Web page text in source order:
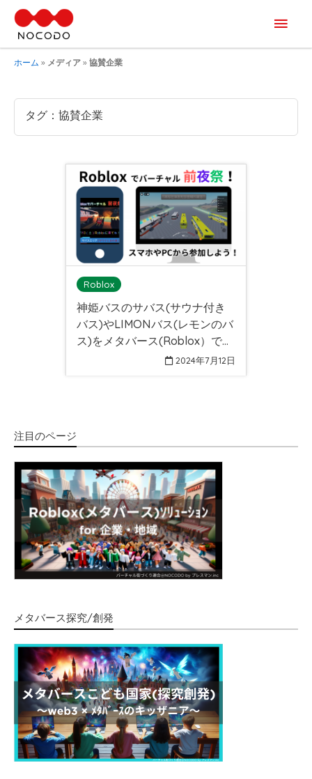
メ
イ
ホーム » メディア » 協賛企業
タグ：協賛企業
Roblox
2024年7月12日
神姫バスのサバス(サウナ付き
バス)やLIMONバス(レモンのバ
ス)をメタバース(Roblox）で動
かせる！前夜祭に参加しよう！
注目のページ
メタバース探究/創発